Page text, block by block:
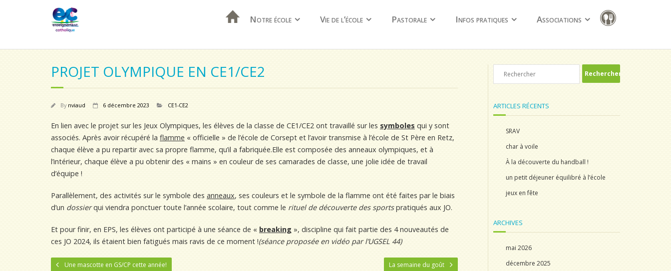
Notre école Vie de l’école Pastorale Infos pratiques Associations
PROJET OLYMPIQUE EN CE1/CE2
By nviaud 6 décembre 2023 CE1-CE2
En lien avec le projet sur les Jeux Olympiques, les élèves de la classe de CE1/CE2 ont travaillé sur les symboles qui y sont
associés. Après avoir récupéré la flamme « officielle » de l’école de Corsept et l’avoir transmise à l’école de St Père en Retz,
chaque élève a pu repartir avec sa propre flamme, qu’il a fabriquée.Elle est composée des anneaux olympiques, et à
l’intérieur, chaque élève a pu obtenir des « mains » en couleur de ses camarades de classe, une jolie idée de travail
d’équipe !
Parallèlement, des activités sur le symbole des anneaux, ses couleurs et le symbole de la flamme ont été faites par le biais
d’un dossierqui viendra ponctuer toute l’année scolaire, tout comme le rituel de découverte des sportspratiqués aux JO.
Et pour finir, en EPS, les élèves ont participé à une séance de « breaking », discipline qui fait partie des 4 nouveautés de
ces JO 2024, ils étaient bien fatigués mais ravis de ce moment !(séance proposée en vidéo par l’UGSEL 44)
Une mascotte en GS/CP cette année! La semaine du goût
ARTICLES RÉCENTS
SRAV
char à voile
À la découverte du handball !
un petit déjeuner équilibré à l’école
jeux en fête
ARCHIVES
mai 2026
décembre 2025